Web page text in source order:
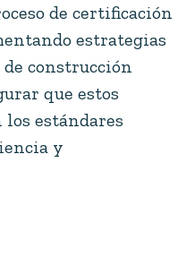
de certificación
estrategias
construcción
que estos
estándares
y